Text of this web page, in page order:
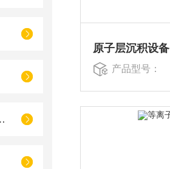
UV1050
原子层沉积设备
产品型号：